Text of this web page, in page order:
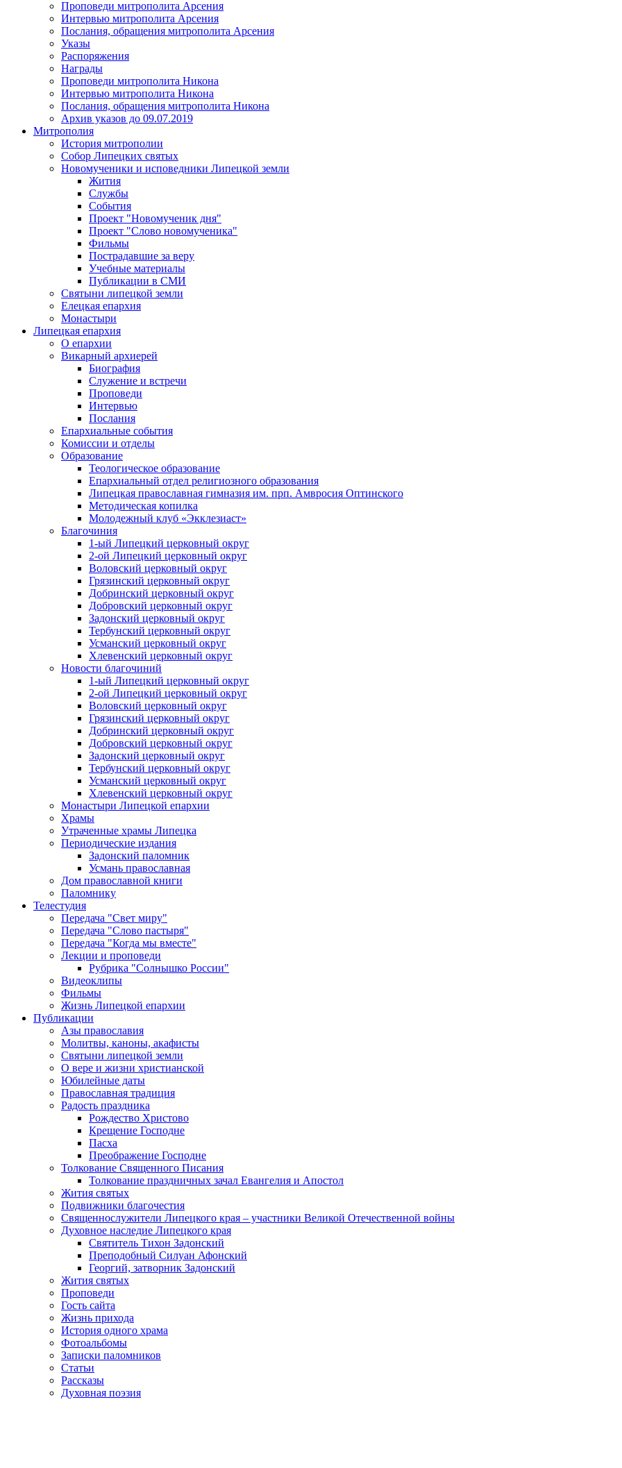
Проповеди митрополита Арсения
Интервью митрополита Арсения
Послания, обращения митрополита Арсения
Указы
Распоряжения
Награды
Проповеди митрополита Никона
Интервью митрополита Никона
Послания, обращения митрополита Никона
Архив указов до 09.07.2019
Митрополия
История митрополии
Собор Липецких святых
Новомученики и исповедники Липецкой земли
Жития
Службы
События
Проект "Новомученик дня"
Проект "Слово новомученика"
Фильмы
Пострадавшие за веру
Учебные материалы
Публикации в СМИ
Святыни липецкой земли
Елецкая епархия
Монастыри
Липецкая епархия
О епархии
Викарный архиерей
Биография
Служение и встречи
Проповеди
Интервью
Послания
Епархиальные события
Комиссии и отделы
Образование
Теологическое образование
Епархиальный отдел религиозного образования
Липецкая православная гимназия им. прп. Амвросия Оптинского
Методическая копилка
Молодежный клуб «Экклезиаст»
Благочиния
1-ый Липецкий церковный округ
2-ой Липецкий церковный округ
Воловский церковный округ
Грязинский церковный округ
Добринский церковный округ
Добровский церковный округ
Задонский церковный округ
Тербунский церковный округ
Усманский церковный округ
Хлевенский церковный округ
Новости благочиний
1-ый Липецкий церковный округ
2-ой Липецкий церковный округ
Воловский церковный округ
Грязинский церковный округ
Добринский церковный округ
Добровский церковный округ
Задонский церковный округ
Тербунский церковный округ
Усманский церковный округ
Хлевенский церковный округ
Монастыри Липецкой епархии
Храмы
Утраченные храмы Липецка
Периодические издания
Задонский паломник
Усмань православная
Дом православной книги
Паломнику
Телестудия
Передача "Свет миру"
Передача "Слово пастыря"
Передача "Когда мы вместе"
Лекции и проповеди
Рубрика "Солнышко России"
Видеоклипы
Фильмы
Жизнь Липецкой епархии
Публикации
Азы православия
Молитвы, каноны, акафисты
Святыни липецкой земли
О вере и жизни христианской
Юбилейные даты
Православная традиция
Радость праздника
Рождество Христово
Крещение Господне
Пасха
Преображение Господне
Толкование Священного Писания
Толкование праздничных зачал Евангелия и Апостол
Жития святых
Подвижники благочестия
Священнослужители Липецкого края – участники Великой Отечественной войны
Духовное наследие Липецкого края
Святитель Тихон Задонский
Преподобный Силуан Афонский
Георгий, затворник Задонский
Жития святых
Проповеди
Гость сайта
Жизнь прихода
История одного храма
Фотоальбомы
Записки паломников
Статьи
Рассказы
Духовная поэзия